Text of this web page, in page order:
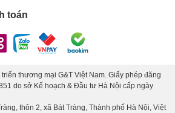
toán
thương mại G&T Việt Nam. Giấy phép đăng
do sở Kế hoạch & Đầu tư Hà Nội cấp ngày
thôn 2, xã Bát Tràng, Thành phố Hà Nội, Việt